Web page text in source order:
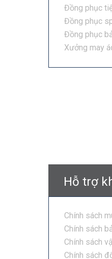
Đồng phục
Đồng phục
Đồng phục
Xưởng may
Hỗ trợ
Chính sách
Chính sách
Chính sách
Chính sách